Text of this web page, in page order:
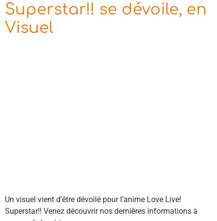
Superstar!! se dévoile, en
Visuel
Un visuel vient d’être dévoilé pour l’anime Love Live!
Superstar!! Venez découvrir nos dernières informations à